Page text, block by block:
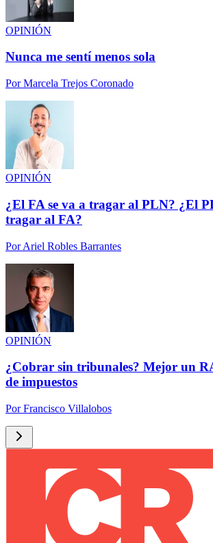
OPINIÓN
Nunca me sentí menos sola
PorMarcela Trejos Coronado
OPINIÓN
¿El FA se va a tragar al PLN? ¿El
tragar al FA?
PorAriel Robles Barrantes
OPINIÓN
¿Cobrar sin tribunales? Mejor un
de impuestos
PorFrancisco Villalobos